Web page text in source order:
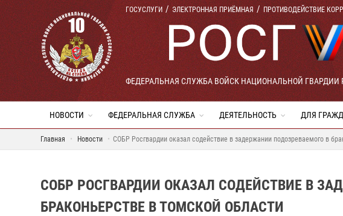
ГОСУСЛУГИ ЭЛЕКТРОННАЯ ПРИЁМНАЯ ПРОТИВОДЕЙСТВИЕ
ФЕДЕРАЛЬНАЯ СЛУЖБА ВОЙСК НАЦИОНАЛЬНОЙ ГВАРДИИ
НОВОСТИ ФЕДЕРАЛЬНАЯ СЛУЖБА ДЕЯТЕЛЬНОСТЬ ДЛЯ
Главная Новости СОБР Росгвардии оказал содействие в задержании подозреваемого в
СОБР РОСГВАРДИИ ОКАЗАЛ СОДЕЙСТВИЕ В
БРАКОНЬЕРСТВЕ В ТОМСКОЙ ОБЛАСТИ